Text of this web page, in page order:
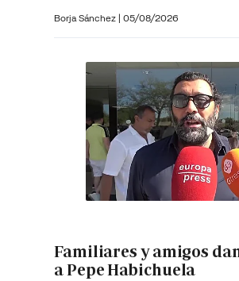
Borja Sánchez | 05/08/2026
Familiares y amigos
a Pepe Habichuela